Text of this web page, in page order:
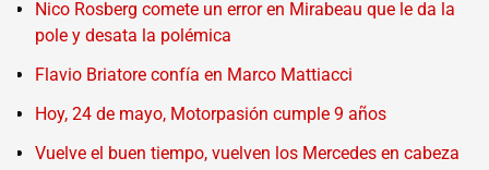
Nico Rosberg comete un error en Mirabeau que le da la
pole y desata la polémica
Flavio Briatore confía en Marco Mattiacci
Hoy, 24 de mayo, Motorpasión cumple 9 años
Vuelve el buen tiempo, vuelven los Mercedes en cabeza